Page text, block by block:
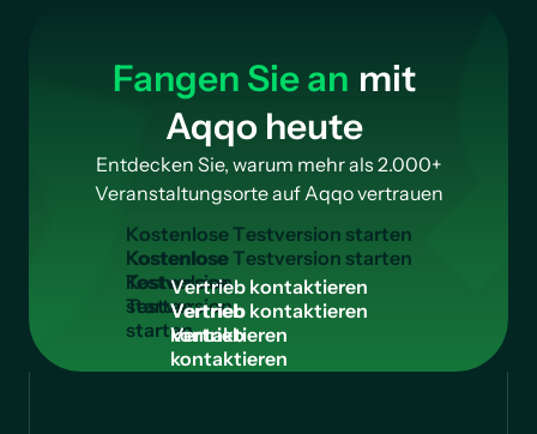
Fangen Sie an mit
Aqqo heute
Entdecken Sie, warum mehr als 2.000+
Veranstaltungsorte auf Aqqo vertrauen
KostenloseTestversion starten
Kostenlose
Testversion
starten
Vertrieb kontaktieren
Vertrieb
kontaktieren